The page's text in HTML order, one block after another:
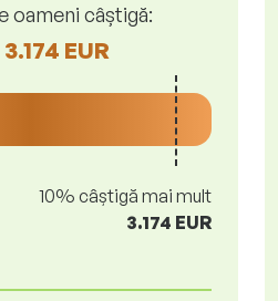
oameni câștigă:
EUR
10% câștigă mai mult
3.174 EUR